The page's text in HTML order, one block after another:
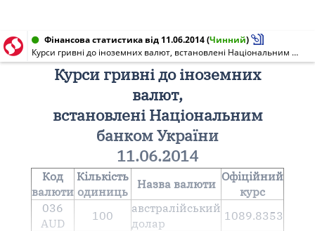
Фінансова статистика від 11.06.2014(Чинний)
Курси гривні до іноземних валют, встановлені Національним банком України 11.06.2014
Курси гривні до іноземних
валют,
встановлені Національним
банком України
11.06.2014
Код
валюти
Кількість
одиниць
Назва валюти
Офіційний
курс
036
AUD
100
австралійський
долар
1089.8353